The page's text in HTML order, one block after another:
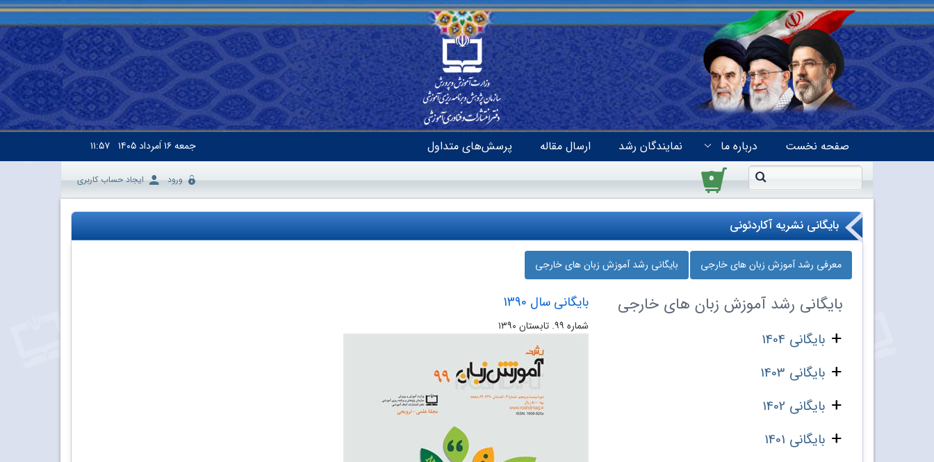
صفحه نخست درباره ما نمایندگان رشد ارسال مقاله پرسش‌های متداول جمعه۱۶ اَمرداد ۱۴۰۵ ۱۱:۵۷
۰ ورود ایجاد حساب کاربری
بایگانی نشریه آکاردئونی
معرفی رشد آموزش زبان‌ های خارجی بایگانی رشد آموزش زبان‌ های خارجی
بایگانی رشد آموزش زبان‌ های خارجی
بایگانی 1404
بایگانی 1403
بایگانی 1402
بایگانی 1401
بایگانی سال 1390
شماره‌ ۹۹. تابستان ۱۳۹۰